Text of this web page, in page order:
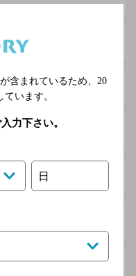
含まれているため、 20
います。
力下さい。
日